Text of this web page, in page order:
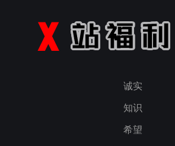
诚实
知识
希望